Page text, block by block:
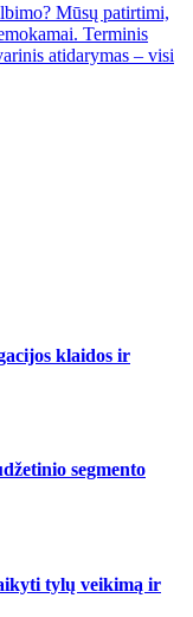
Mūsų patirtimi,
Terminis
atidarymas – visi
klaidos ir
segmento
tylų veikimą ir